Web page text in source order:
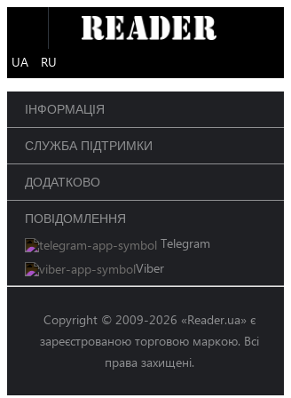
UA RU
ІНФОРМАЦІЯ
СЛУЖБА ПІДТРИМКИ
ДОДАТКОВО
ПОВІДОМЛЕННЯ
Telegram
Viber
Copyright © 2009-2026 «Reader.ua» є
зареєстрованою торговою маркою. Всі
права захищені.